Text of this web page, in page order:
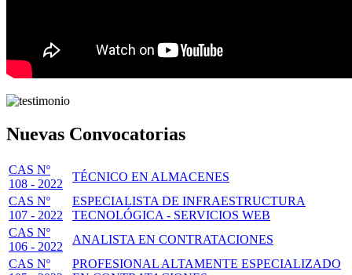
Nuevas Convocatorias
CAS Nº
108 - 2022
TÉCNICO EN ALMACENES
CAS Nº
107 - 2022
ESPECIALISTA DE INFRAESTRUCTURA
TECNOLÓGICA - SERVICIOS WEB
CAS Nº
106 - 2022
ANALISTA EN CONTRATACIONES
CAS Nº
PROFESIONAL ALTAMENTE ESPECIALIZADO